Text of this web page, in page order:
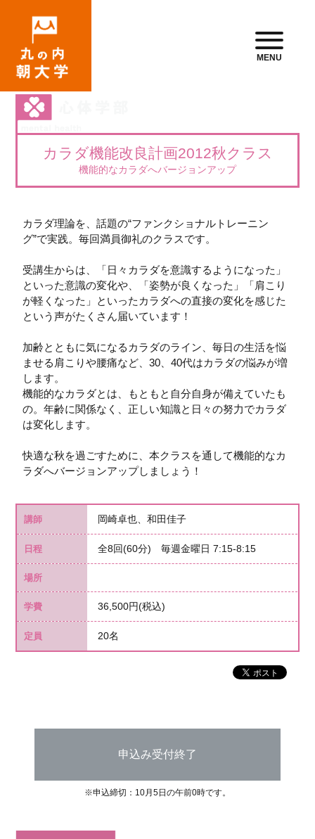
MENU
カラダ機能改良計画2012秋クラス
機能的なカラダへバージョンアップ
カラダ理論を、話題の“ファンクショナルトレーニン
グ”で実践。毎回満員御礼のクラスです。
受講生からは、「日々カラダを意識するようになった」
といった意識の変化や、「姿勢が良くなった」「肩こり
が軽くなった」といったカラダへの直接の変化を感じた
という声がたくさん届いています！
加齢とともに気になるカラダのライン、毎日の生活を悩
ませる肩こりや腰痛など、30、40代はカラダの悩みが増
します。
機能的なカラダとは、もともと自分自身が備えていたも
の。年齢に関係なく、正しい知識と日々の努力でカラダ
は変化します。
快適な秋を過ごすために、本クラスを通して機能的なカ
ラダへバージョンアップしましょう！
講師 岡崎卓也、和田佳子
日程 全8回(60分) 毎週金曜日 7:15-8:15
場所
学費 36,500円(税込)
定員 20名
申込み受付終了
※申込締切：10月5日の午前0時です。